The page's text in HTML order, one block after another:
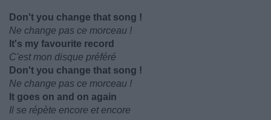
Don't you change that song !
Ne change pas ce morceau !
It's my favourite record
C'est mon disque préféré
Don't you change that song !
Ne change pas ce morceau !
It goes on and on again
Il se répète encore et encore